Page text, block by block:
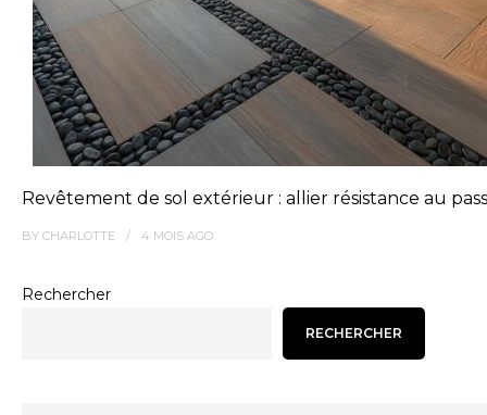
Revêtement de sol extérieur : allier résistance au
BY CHARLOTTE 4 MOIS AGO
Rechercher
RECHERCHER